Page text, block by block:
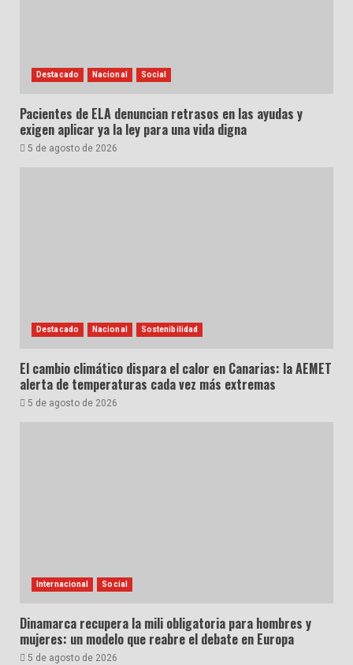
Destacado Nacional Social
Pacientes de ELA denuncian retrasos en las ayudas y
exigen aplicar ya la ley para una vida digna
5 de agosto de 2026
Destacado Nacional Sostenibilidad
El cambio climático dispara el calor en Canarias: la AEMET
alerta de temperaturas cada vez más extremas
5 de agosto de 2026
Internacional Social
Dinamarca recupera la mili obligatoria para hombres y
mujeres: un modelo que reabre el debate en Europa
5 de agosto de 2026